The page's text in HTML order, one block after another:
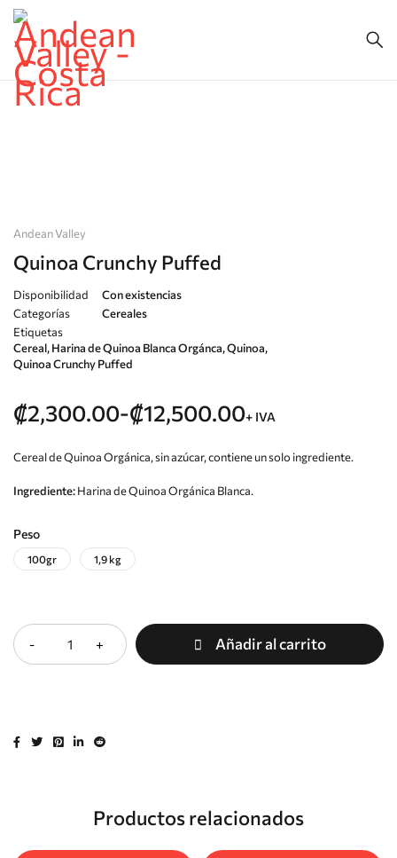
Andean Valley
Quinoa Crunchy Puffed
Disponibilidad
Con existencias
Categorías
Cereales
Etiquetas
Cereal,Harina de Quinoa Blanca Orgánca,Quinoa,
Quinoa Crunchy Puffed
₡2,300.00-₡12,500.00+ IVA
Cereal de Quinoa Orgánica, sin azúcar, contiene un solo ingrediente.
Ingrediente:Harina de Quinoa Orgánica Blanca.
Peso
100gr 1,9 kg
Añadir al carrito
Productos relacionados